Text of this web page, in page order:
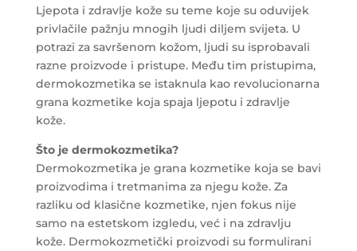
Ljepota i zdravlje kože su teme koje su oduvijek
privlačile pažnju mnogih ljudi diljem svijeta. U
potrazi za savršenom kožom, ljudi su isprobavali
razne proizvode i pristupe. Među tim pristupima,
dermokozmetika se istaknula kao revolucionarna
grana kozmetike koja spaja ljepotu i zdravlje
kože.
Što je dermokozmetika?
Dermokozmetika je grana kozmetike koja se bavi
proizvodima i tretmanima za njegu kože. Za
razliku od klasične kozmetike, njen fokus nije
samo na estetskom izgledu, već i na zdravlju
kože. Dermokozmetički proizvodi su formulirani